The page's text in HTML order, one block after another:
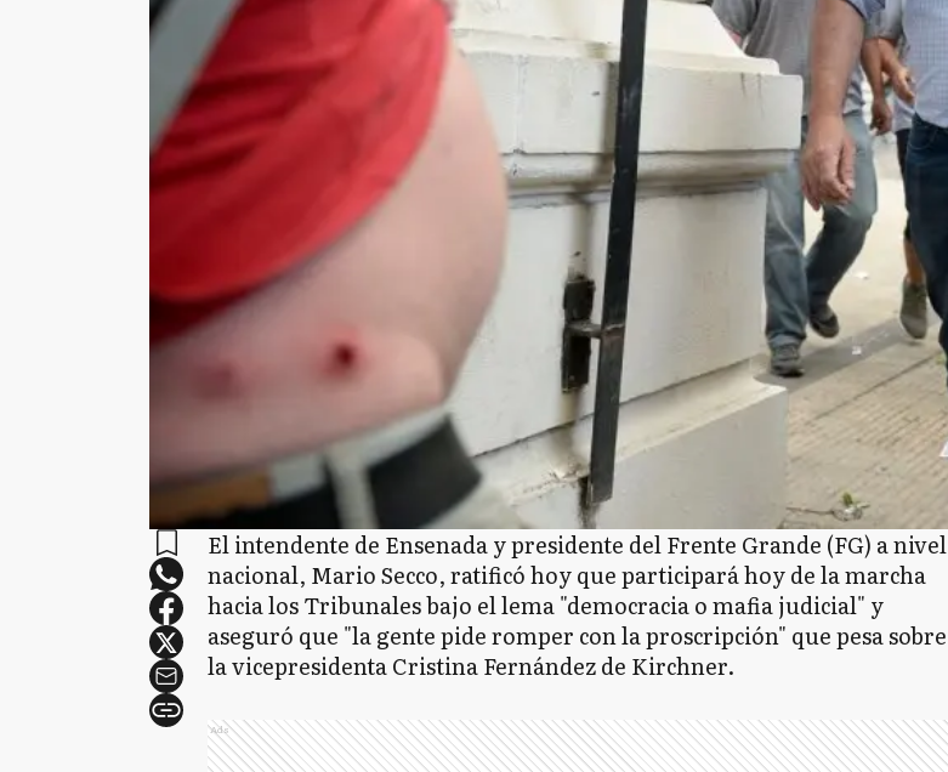
El intendente de Ensenada y presidente del Frente Grande (FG) a nivel
nacional, Mario Secco, ratificó hoy que participará hoy de la marcha
hacia los Tribunales bajo el lema "democracia o mafia judicial" y
aseguró que "la gente pide romper con la proscripción" que pesa sobre
la vicepresidenta Cristina Fernández de Kirchner.
Ads